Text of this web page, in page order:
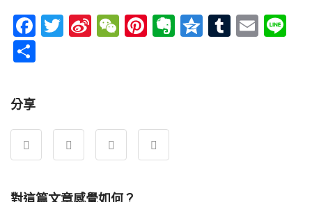
Facebook
Twitter
Sina
Weibo
WeChat
Pinterest
Evernote
Qzone
Tumblr
分享